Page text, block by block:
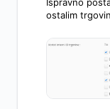
ostalim